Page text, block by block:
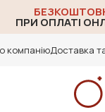
ПРИ ОПЛАТІ
компаніюДоставка